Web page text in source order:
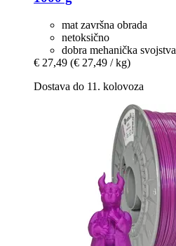
mat završna obrada
netoksično
dobra mehanička svojstva
€ 27,49 (€ 27,49 / kg)
Dostava do 11. kolovoza